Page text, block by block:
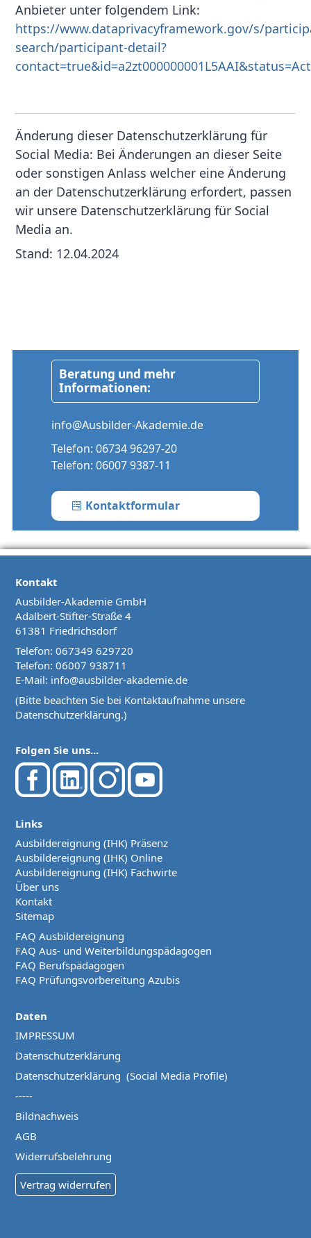
Anbieter unter folgendem Link:
https://www.dataprivacyframework.gov/s/
search/participant-detail?
Änderung dieser Datenschutzerklärung für
Social Media: Bei Änderungen an dieser Seite
oder sonstigen Anlass welcher eine Änderung
an der Datenschutzerklärung erfordert, passen
wir unsere Datenschutzerklärung für Social
Media an.
Stand: 12.04.2024
Beratung und mehr
Informationen:
info@Ausbilder-Akademie.de
Telefon: 06734 96297-20
Telefon: 06007 9387-11
Kontaktformular
Kontakt
Ausbilder-Akademie GmbH
Adalbert-Stifter-Straße 4
61381 Friedrichsdorf
Telefon: 067349 629720
Telefon: 06007 938711
E-Mail: info@ausbilder-akademie.de
(Bitte beachten Sie bei Kontaktaufnahme unsere
Datenschutzerklärung.)
Folgen Sie uns...
Links
Ausbildereignung (IHK) Präsenz
Ausbildereignung (IHK) Online
Ausbildereignung (IHK) Fachwirte
Über uns
Kontakt
Sitemap
FAQ Ausbildereignung
FAQ Aus- und Weiterbildungspädagogen
FAQ Berufspädagogen
FAQ Prüfungsvorbereitung Azubis
Daten
IMPRESSUM
Datenschutzerklärung
Datenschutzerklärung (Social Media Profile)
-----
Bildnachweis
AGB
Widerrufsbelehrung
Vertrag widerrufen